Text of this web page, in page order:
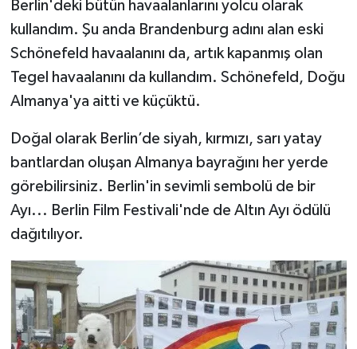
Berlin'deki bütün havaalanlarını yolcu olarak
kullandım. Şu anda Brandenburg adını alan eski
Schönefeld havaalanını da, artık kapanmış olan
Tegel havaalanını da kullandım. Schönefeld, Doğu
Almanya'ya aitti ve küçüktü.
Doğal olarak Berlin’de siyah, kırmızı, sarı yatay
bantlardan oluşan Almanya bayrağını her yerde
görebilirsiniz. Berlin'in sevimli sembolü de bir
Ayı... Berlin Film Festivali'nde de Altın Ayı ödülü
dağıtılıyor.